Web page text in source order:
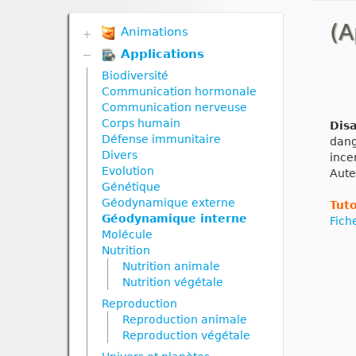
Animations
Biodiversité
Communication hormonale
Communication nerveuse
Corps humain
Défense immunitaire
Divers
Génétique
Géodynamique externe
Géodynamique interne
Nutrition
Nutrition animale
Nutrition végétale
Reproduction
Reproduction animale
Reproduction végétale
Ressources naturelles et
pollution
Applications
Biodiversité
Communication hormonale
Communication nerveuse
Corps humain
Défense immunitaire
Divers
Evolution
Génétique
Géodynamique externe
Géodynamique interne
Molécule
Nutrition
Nutrition animale
Nutrition végétale
Reproduction
Reproduction animale
Reproduction végétale